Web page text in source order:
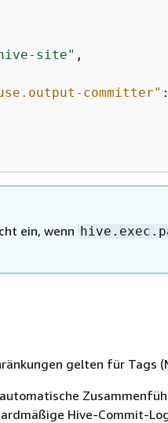
site" ,
committer"
ein, wenn
gelten für Tags
Hive-Commit-